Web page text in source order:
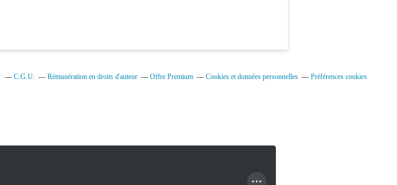
C.G.U. Rémunération en droits d'auteur Offre Premium Cookies et données personnelles Préférences cookies